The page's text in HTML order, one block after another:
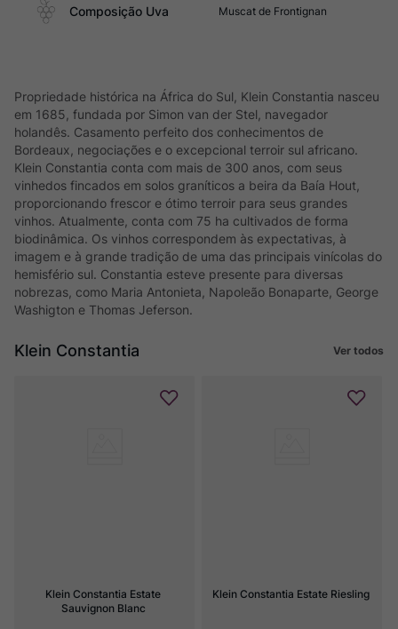
Composição Uva Muscat de Frontignan
Propriedade histórica na África do Sul, Klein Constantia nasceu
em 1685, fundada por Simon van der Stel, navegador
holandês. Casamento perfeito dos conhecimentos de
Bordeaux, negociações e o excepcional terroir sul africano.
Klein Constantia conta com mais de 300 anos, com seus
vinhedos fincados em solos graníticos a beira da Baía Hout,
proporcionando frescor e ótimo terroir para seus grandes
vinhos. Atualmente, conta com 75 ha cultivados de forma
biodinâmica. Os vinhos correspondem às expectativas, à
imagem e à grande tradição de uma das principais vinícolas do
hemisfério sul. Constantia esteve presente para diversas
nobrezas, como Maria Antonieta, Napoleão Bonaparte, George
Washigton e Thomas Jeferson.
Klein Constantia Ver todos
Klein Constantia Estate
Sauvignon Blanc
Klein Constantia Estate Riesling